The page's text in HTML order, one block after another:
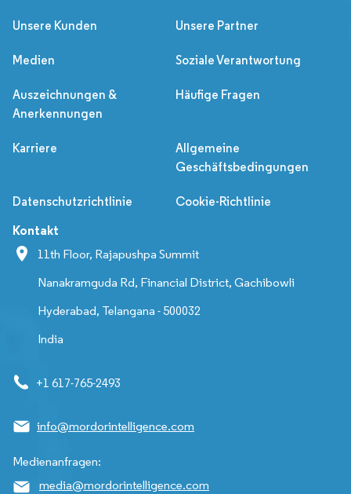
Unsere Kunden Unsere Partner
Medien Soziale Verantwortung
Auszeichnungen &
Anerkennungen
Häufige Fragen
Karriere
Allgemeine
Geschäftsbedingungen
Datenschutzrichtlinie Cookie-Richtlinie
Kontakt
11th Floor, Rajapushpa Summit
Nanakramguda Rd, Financial District, Gachibowli
Hyderabad, Telangana - 500032
India
+1 617-765-2493
info@mordorintelligence.com
Medienanfragen:
media@mordorintelligence.com